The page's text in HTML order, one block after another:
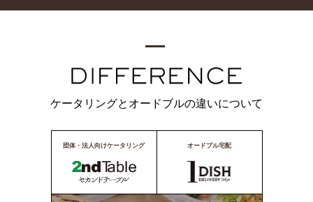
ケータリングとオードブルの違いについて
団体・法人向けケータリング オードブル宅配